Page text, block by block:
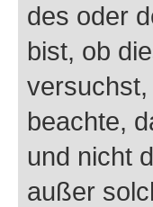
des oder
bist, ob
beachte,
und nicht
außer